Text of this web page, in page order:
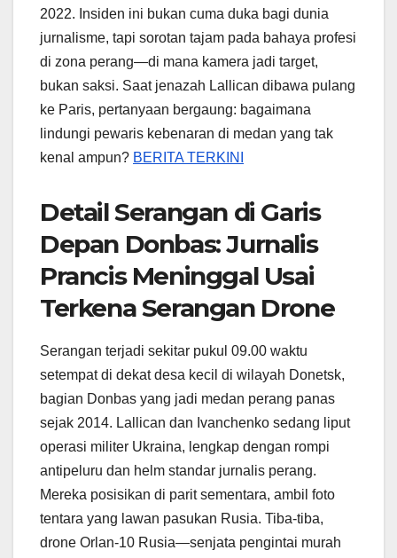
2022. Insiden ini bukan cuma duka bagi dunia
jurnalisme, tapi sorotan tajam pada bahaya profesi
di zona perang—di mana kamera jadi target,
bukan saksi. Saat jenazah Lallican dibawa pulang
ke Paris, pertanyaan bergaung: bagaimana
lindungi pewaris kebenaran di medan yang tak
kenal ampun? BERITA TERKINI
Detail Serangan di Garis
Depan Donbas: Jurnalis
Prancis Meninggal Usai
Terkena Serangan Drone
Serangan terjadi sekitar pukul 09.00 waktu
setempat di dekat desa kecil di wilayah Donetsk,
bagian Donbas yang jadi medan perang panas
sejak 2014. Lallican dan Ivanchenko sedang liput
operasi militer Ukraina, lengkap dengan rompi
antipeluru dan helm standar jurnalis perang.
Mereka posisikan di parit sementara, ambil foto
tentara yang lawan pasukan Rusia. Tiba-tiba,
drone Orlan-10 Rusia—senjata pengintai murah